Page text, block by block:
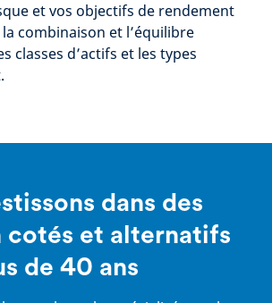
et vos objectifs de rendement
combinaison et l’équilibre
classes d’actifs et les types
dans des
cotés et alternatifs
de 40 ans